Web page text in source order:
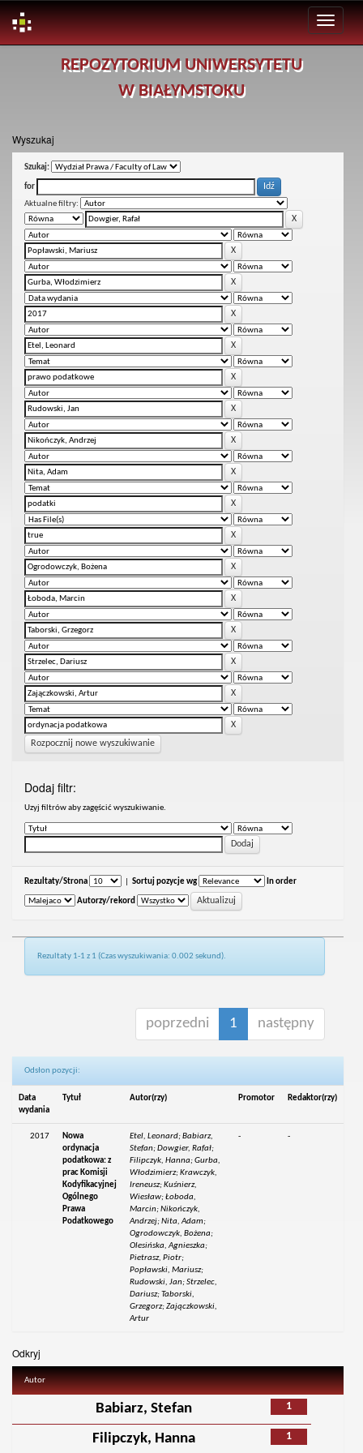
REPOZYTORIUM UNIWERSYTETU
W BIAŁYMSTOKU
Wyszukaj
Szukaj:
for
Aktualne filtry:
Rozpocznij nowe wyszukiwanie
Dodaj filtr:
Uzyj filtrów aby zagęścić wyszukiwanie.
Rezultaty/Strona Sortuj pozycje wg In order
Autorzy/rekord
Rezultaty 1-1 z 1 (Czas wyszukiwania: 0.002 sekund).
poprzedni 1 następny
Odsłon pozycji:
Data
wydania
Tytuł Autor(rzy) Promotor Redaktor(rzy)
2017
Nowa
ordynacja
podatkowa: z
prac Komisji
Kodyfikacyjnej
Ogólnego
Prawa
Podatkowego
Etel, Leonard; Babiarz,
Stefan; Dowgier, Rafał;
Filipczyk, Hanna; Gurba,
Włodzimierz; Krawczyk,
Ireneusz; Kuśnierz,
Wiesław; Łoboda,
Marcin; Nikończyk,
Andrzej; Nita, Adam;
Ogrodowczyk, Bożena;
Olesińska, Agnieszka;
Pietrasz, Piotr;
Popławski, Mariusz;
Rudowski, Jan; Strzelec,
Dariusz; Taborski,
Grzegorz; Zajączkowski,
Artur
- -
Odkryj
Autor
1
Babiarz, Stefan
1
Filipczyk, Hanna